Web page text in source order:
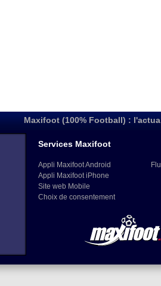
Maxifoot (100% Football) :
Services Maxifoot
Appli Maxifoot Android
Appli Maxifoot iPhone
Site web Mobile
Choix de consentement